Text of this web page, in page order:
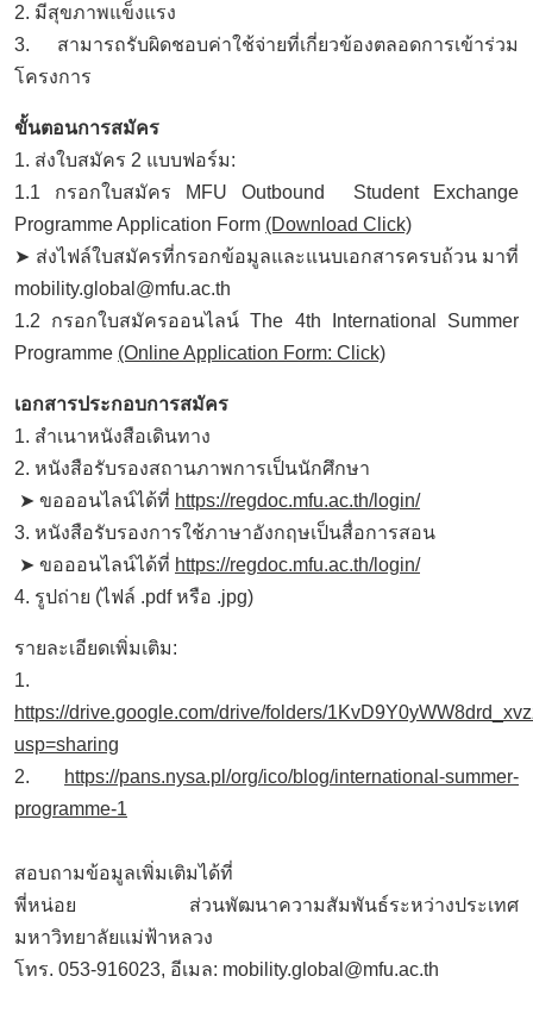
2. มีสุขภาพแข็งแรง
3. สามารถรับผิดชอบค่าใช้จ่ายที่เกี่ยวข้องตลอดการเข้าร่วม
โครงการ
ขั้นตอนการสมัคร
1. ส่งใบสมัคร 2 แบบฟอร์ม:
1.1 กรอกใบสมัคร MFU Outbound Student Exchange
Programme Application Form (Download Click)
➤ ส่งไฟล์ใบสมัครที่กรอกข้อมูลและแนบเอกสารครบถ้วน มาที่
mobility.global@mfu.ac.th
1.2 กรอกใบสมัครออนไลน์ The 4th International Summer
Programme (Online Application Form: Click)
เอกสารประกอบการสมัคร
1. สำเนาหนังสือเดินทาง
2. หนังสือรับรองสถานภาพการเป็นนักศึกษา
➤ ขอออนไลน์ได้ที่ https://regdoc.mfu.ac.th/login/
3. หนังสือรับรองการใช้ภาษาอังกฤษเป็นสื่อการสอน
➤ ขอออนไลน์ได้ที่ https://regdoc.mfu.ac.th/login/
4. รูปถ่าย (ไฟล์ .pdf หรือ .jpg)
รายละเอียดเพิ่มเติม:
1.
https://drive.google.com/drive/folders/
usp=sharing
2.
https://pans.nysa.pl/org/ico/blog/international-summer-
programme-1
สอบถามข้อมูลเพิ่มเติมได้ที่
พี่หน่อย ส่วนพัฒนาความสัมพันธ์ระหว่างประเทศ
มหาวิทยาลัยแม่ฟ้าหลวง
โทร. 053-916023, อีเมล: mobility.global@mfu.ac.th